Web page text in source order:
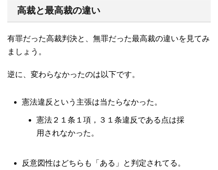
高裁と最高裁の違い
有罪だった高裁判決と、無罪だった最高裁の違いを見てみ
ましょう。
逆に、変わらなかったのは以下です。
憲法違反という主張は当たらなかった。
憲法２１条１項，３１条違反である点は採
用されなかった。
反意図性はどちらも「ある」と判定されてる。